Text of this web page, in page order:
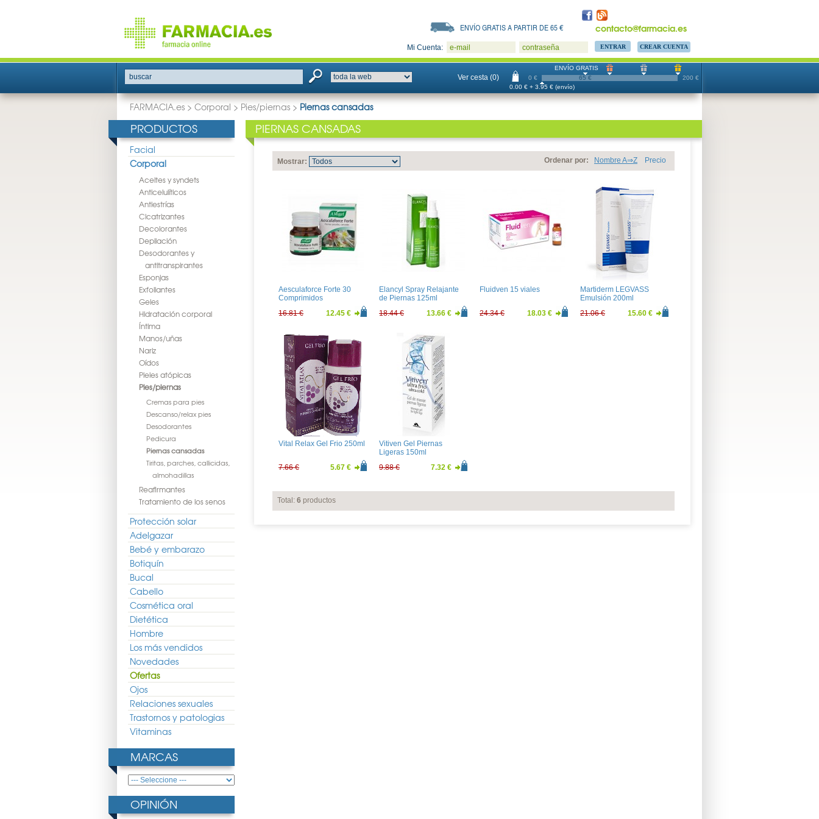
contacto@farmacia.es
ENVÍO GRATIS A PARTIR DE 65 €
Mi Cuenta: e-mail contraseña CREAR CUENTA
buscar Ver cesta (0) 0 € 200 €
ENVÍO GRATIS
65 €
0.00 € + 3.95 € (envío)
FARMACIA.es > Corporal > Pies/piernas > Piernas cansadas
PRODUCTOS
Facial
Corporal
Aceites y syndets
Anticelulíticos
Antiestrías
Cicatrizantes
Decolorantes
Depilación
Desodorantes y
antitranspirantes
Esponjas
Exfoliantes
Geles
Hidratación corporal
Íntima
Manos/uñas
Nariz
Oídos
Pieles atópicas
Pies/piernas
Cremas para pies
Descanso/relax pies
Desodorantes
Pedicura
Piernas cansadas
Tiritas, parches, callicidas,
almohadillas
Reafirmantes
Tratamiento de los senos
Protección solar
Adelgazar
Bebé y embarazo
Botiquín
Bucal
Cabello
Cosmética oral
Dietética
Hombre
Los más vendidos
Novedades
Ofertas
Ojos
Relaciones sexuales
Trastornos y patologias
Vitaminas
MARCAS
OPINIÓN
PIERNAS CANSADAS
Mostrar: Ordenar por: Nombre A⇒Z Precio
Aesculaforce Forte 30
Comprimidos
16.81 €
12.45 €
Elancyl Spray Relajante
de Piernas 125ml
18.44 €
13.66 €
Fluidven 15 viales
24.34 € 18.03 €
Martiderm LEGVASS
Emulsión 200ml
21.06 €
15.60 €
Vital Relax Gel Frio 250ml
7.66 € 5.67 €
Vitiven Gel Piernas
Ligeras 150ml
9.88 €
7.32 €
Total: 6 productos